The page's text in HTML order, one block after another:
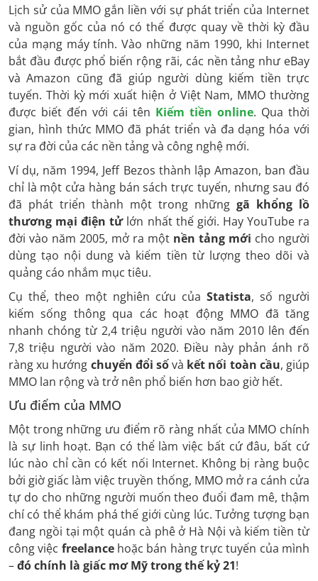
Lịch sử của MMO gắn liền với sự phát triển của Internet
và nguồn gốc của nó có thể được quay về thời kỳ đầu
của mạng máy tính. Vào những năm 1990, khi Internet
bắt đầu được phổ biến rộng rãi, các nền tảng như eBay
và Amazon cũng đã giúp người dùng kiếm tiền trực
tuyến. Thời kỳ mới xuất hiện ở Việt Nam, MMO thường
được biết đến với cái tên Kiếm tiền online. Qua thời
gian, hình thức MMO đã phát triển và đa dạng hóa với
sự ra đời của các nền tảng và công nghệ mới.
Ví dụ, năm 1994, Jeff Bezos thành lập Amazon, ban đầu
chỉ là một cửa hàng bán sách trực tuyến, nhưng sau đó
đã phát triển thành một trong những gã khổng lồ
thương mại điện tửlớn nhất thế giới. Hay YouTube ra
đời vào năm 2005, mở ra một nền tảng mới cho người
dùng tạo nội dung và kiếm tiền từ lượng theo dõi và
quảng cáo nhắm mục tiêu.
Cụ thể, theo một nghiên cứu của Statista, số người
kiếm sống thông qua các hoạt động MMO đã tăng
nhanh chóng từ 2,4 triệu người vào năm 2010 lên đến
7,8 triệu người vào năm 2020. Điều này phản ánh rõ
ràng xu hướng chuyển đổi sốvà kết nối toàn cầu, giúp
MMO lan rộng và trở nên phổ biến hơn bao giờ hết.
Ưu điểm của MMO
Một trong những ưu điểm rõ ràng nhất của MMO chính
là sự linh hoạt. Bạn có thể làm việc bất cứ đâu, bất cứ
lúc nào chỉ cần có kết nối Internet. Không bị ràng buộc
bởi giờ giấc làm việc truyền thống, MMO mở ra cánh cửa
tự do cho những người muốn theo đuổi đam mê, thậm
chí có thể khám phá thế giới cùng lúc. Tưởng tượng bạn
đang ngồi tại một quán cà phê ở Hà Nội và kiếm tiền từ
công việc freelancehoặc bán hàng trực tuyến của mình
–đó chính là giấc mơ Mỹ trong thế kỷ 21!